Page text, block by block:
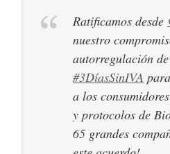
Ratificamos desde
nuestro
autorregulación
#3DíasSinIVA
a los
y protocolos de
65 grandes